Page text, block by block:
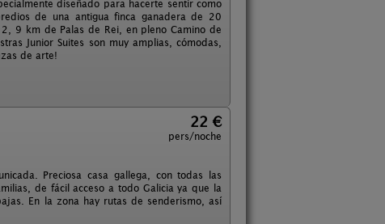
diseñado para hacerte sentir como
de una antigua finca ganadera de 20
9 km de Palas de Rei, en pleno Camino de
Junior Suites son muy amplias, cómodas,
de arte!
22 €
pers/noche
Preciosa casa gallega, con todas las
de fácil acceso a todo Galicia ya que la
En la zona hay rutas de senderismo, así